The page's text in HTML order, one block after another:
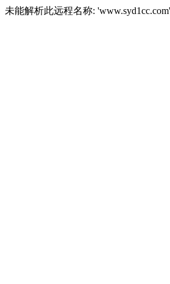
未能解析此远程名称: 'www.syd1cc.com'